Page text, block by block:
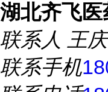
湖北齐飞医
联系人 王
联系手机